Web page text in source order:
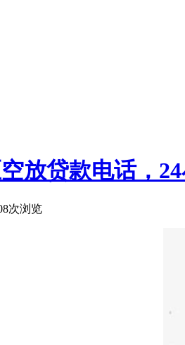
放贷款电话，
次浏览